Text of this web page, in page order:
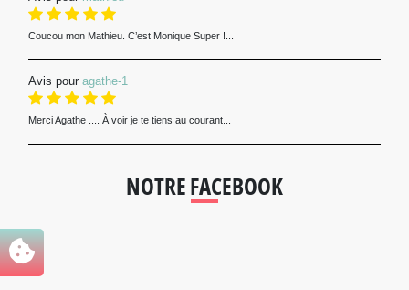
Coucou mon Mathieu. C’est Monique Super !...
Avis pour agathe-1
Merci Agathe .... À voir je te tiens au courant...
NOTRE FACEBOOK